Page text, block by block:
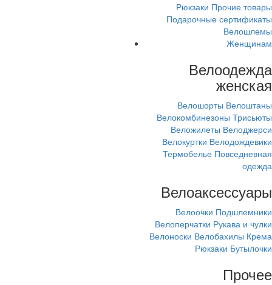
Рюкзаки Прочие товары
Подарочные сертификаты
Велошлемы
Женщинам
Велоодежда
женская
Велошорты Велоштаны
Велокомбинезоны Трисьюты
Веложилеты Велоджерси
Велокуртки Велодождевики
Термобелье Повседневная
одежда
Велоаксессуары
Велоочки Подшлемники
Велоперчатки Рукава и чулки
Велоноски Велобахилы Крема
Рюкзаки Бутылочки
Прочее